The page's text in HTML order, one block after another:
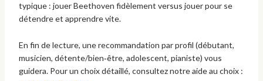
typique : jouer Beethoven fidèlement versus jouer pour se
détendre et apprendre vite.
En fin de lecture, une recommandation par profil (débutant,
musicien, détente/bien‑être, adolescent, pianiste) vous
guidera. Pour un choix détaillé, consultez notre aide au choix :